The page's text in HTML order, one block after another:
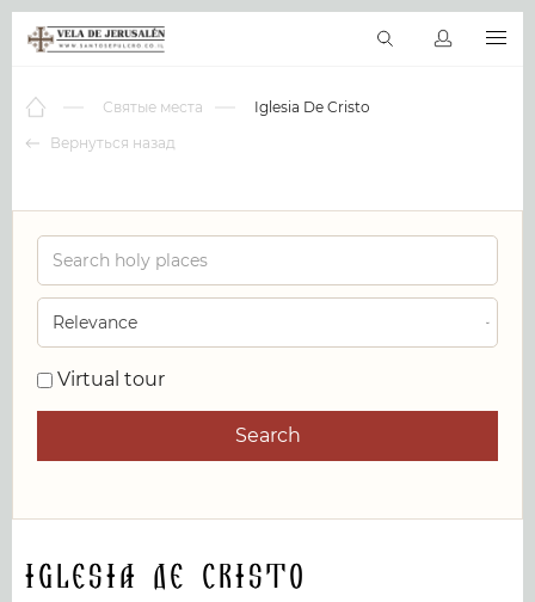
Виртуальные туры
RU
Вернуться назад
Святые места Iglesia De Cristo
Virtual tour
Search
Iglesia De Cristo